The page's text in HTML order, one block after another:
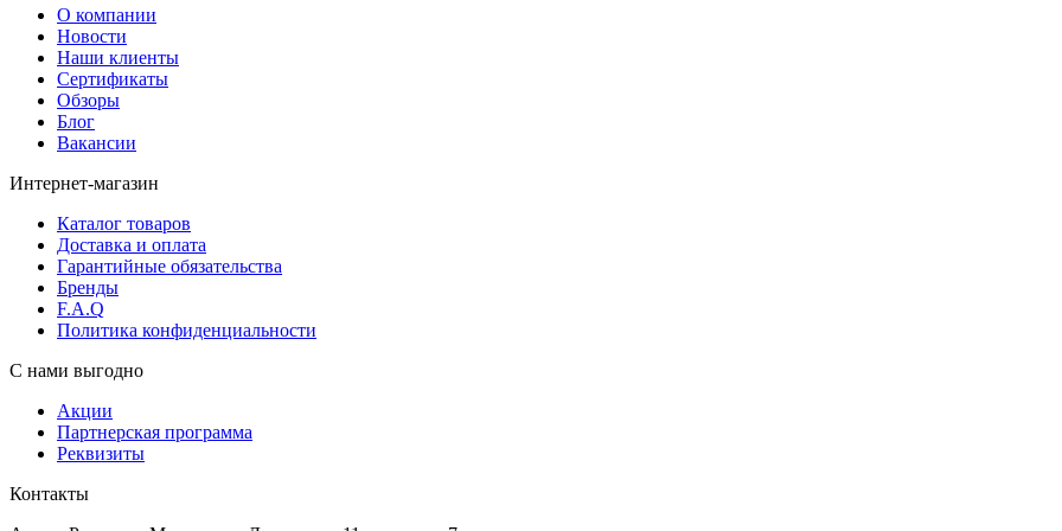
О компании
Новости
Наши клиенты
Сертификаты
Обзоры
Блог
Вакансии
Интернет-магазин
Каталог товаров
Доставка и оплата
Гарантийные обязательства
Бренды
F.A.Q
Политика конфиденциальности
С нами выгодно
Акции
Партнерская программа
Реквизиты
Контакты